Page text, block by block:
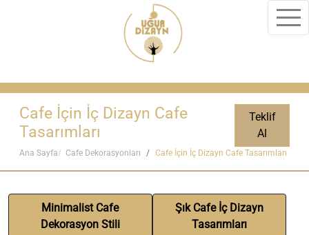
Cafe İçin İç Dizayn Cafe
Tasarımları
Teklif
Al
Ana Sayfa Cafe Dekorasyonları Cafe İçin İç Dizayn Cafe Tasarımları
Minimalist Cafe
Dekorasyon Stili
Şık Cafe İç Dizayn
Tasarımları